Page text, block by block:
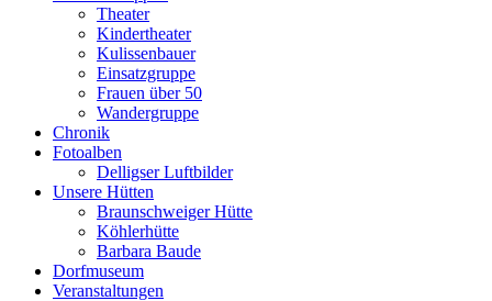
Theater
Kindertheater
Kulissenbauer
Einsatzgruppe
Frauen über 50
Wandergruppe
Chronik
Fotoalben
Delligser Luftbilder
Unsere Hütten
Braunschweiger Hütte
Köhlerhütte
Barbara Baude
Dorfmuseum
Veranstaltungen